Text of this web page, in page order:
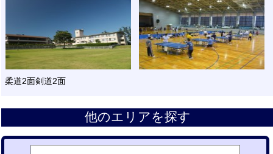
柔道2面剣道2面
他のエリアを探す